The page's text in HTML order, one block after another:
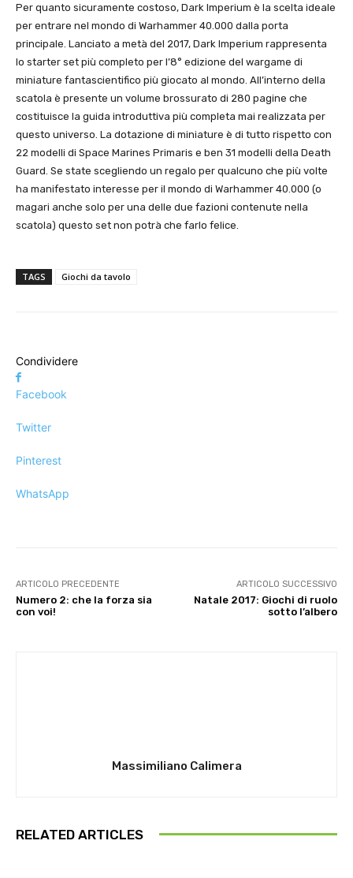
Per quanto sicuramente costoso, Dark Imperium è la scelta ideale
per entrare nel mondo di Warhammer 40.000 dalla porta
principale. Lanciato a metà del 2017, Dark Imperium rappresenta
lo starter set più completo per l’8° edizione del wargame di
miniature fantascientifico più giocato al mondo. All’interno della
scatola è presente un volume brossurato di 280 pagine che
costituisce la guida introduttiva più completa mai realizzata per
questo universo. La dotazione di miniature è di tutto rispetto con
22 modelli di Space Marines Primaris e ben 31 modelli della Death
Guard. Se state scegliendo un regalo per qualcuno che più volte
ha manifestato interesse per il mondo di Warhammer 40.000 (o
magari anche solo per una delle due fazioni contenute nella
scatola) questo set non potrà che farlo felice.
TAGS Giochi da tavolo
Condividere
Facebook
Twitter
Pinterest
WhatsApp
ARTICOLO PRECEDENTE
Numero 2: che la forza sia
con voi!
ARTICOLO SUCCESSIVO
Natale 2017: Giochi di ruolo
sotto l’albero
Massimiliano Calimera
RELATED ARTICLES